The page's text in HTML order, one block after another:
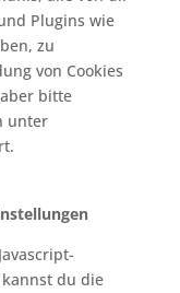
Plugins wie
zu
von Cookies
bitte
unter
du die